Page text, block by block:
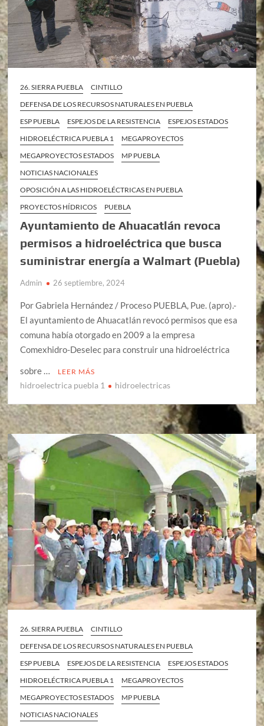
26. SIERRA PUEBLA
CINTILLO
DEFENSA DE LOS RECURSOS NATURALES EN PUEBLA
ESP PUEBLA
ESPEJOS DE LA RESISTENCIA
ESPEJOS ESTADOS
HIDROELÉCTRICA PUEBLA 1
MEGAPROYECTOS
MEGAPROYECTOS ESTADOS
MP PUEBLA
NOTICIAS NACIONALES
OPOSICIÓN A LAS HIDROELÉCTRICAS EN PUEBLA
PROYECTOS HÍDRICOS
PUEBLA
Ayuntamiento de Ahuacatlán revoca
permisos a hidroeléctrica que busca
suministrar energía a Walmart (Puebla)
Admin 26 septiembre, 2024
Por Gabriela Hernández / Proceso PUEBLA, Pue. (apro).-
El ayuntamiento de Ahuacatlán revocó permisos que esa
comuna había otorgado en 2009 a la empresa
Comexhidro-Deselec para construir una hidroeléctrica
sobre …
LEER MÁS
hidroelectrica puebla 1 hidroelectricas
26. SIERRA PUEBLA
CINTILLO
DEFENSA DE LOS RECURSOS NATURALES EN PUEBLA
ESP PUEBLA
ESPEJOS DE LA RESISTENCIA
ESPEJOS ESTADOS
HIDROELÉCTRICA PUEBLA 1
MEGAPROYECTOS
MEGAPROYECTOS ESTADOS
MP PUEBLA
NOTICIAS NACIONALES